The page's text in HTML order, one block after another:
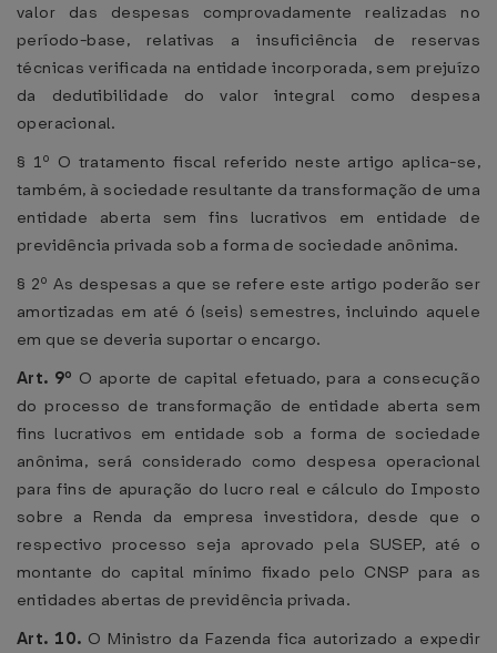
valor das despesas comprovadamente realizadas no
período-base, relativas a insuficiência de reservas
técnicas verificada na entidade incorporada, sem prejuízo
da dedutibilidade do valor integral como despesa
operacional.
§ 1º O tratamento fiscal referido neste artigo aplica-se,
também, à sociedade resultante da transformação de uma
entidade aberta sem fins lucrativos em entidade de
previdência privada sob a forma de sociedade anônima.
§ 2º As despesas a que se refere este artigo poderão ser
amortizadas em até 6 (seis) semestres, incluindo aquele
em que se deveria suportar o encargo.
Art. 9º O aporte de capital efetuado, para a consecução
do processo de transformação de entidade aberta sem
fins lucrativos em entidade sob a forma de sociedade
anônima, será considerado como despesa operacional
para fins de apuração do lucro real e cálculo do Imposto
sobre a Renda da empresa investidora, desde que o
respectivo processo seja aprovado pela SUSEP, até o
montante do capital mínimo fixado pelo CNSP para as
entidades abertas de previdência privada.
Art. 10. O Ministro da Fazenda fica autorizado a expedir